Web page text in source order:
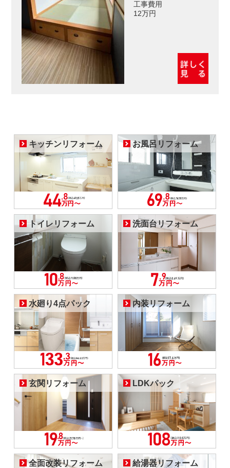
工事費用
12万円
キッチンリフォーム お風呂リフォーム
トイレリフォーム 洗面台リフォーム
水廻り4点パック 内装リフォーム
玄関リフォーム LDKパック
全面改装リフォーム 給湯器リフォーム